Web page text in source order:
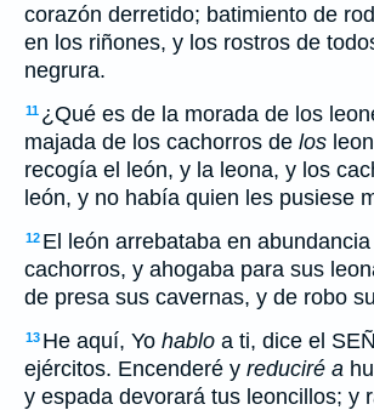
corazón derretido; batimiento de
en los riñones, y los rostros de
negrura.
11 ¿Qué es de la morada de los
majada de los cachorros de los
recogía el león, y la leona, y los
león, y no había quien les pusiese
12 El león arrebataba en
cachorros, y ahogaba para sus
de presa sus cavernas, y de robo
13 He aquí, Yo hablo a ti, dice el
ejércitos. Encenderé y reduciré a
y espada devorará tus leoncillos; y